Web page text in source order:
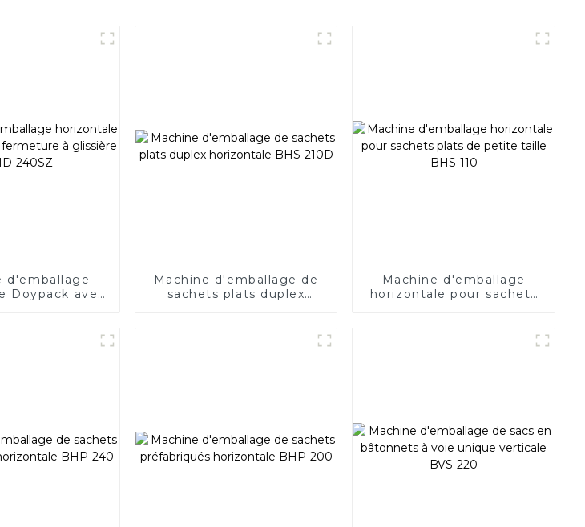
d'emballage
Doypack avec
Machine d'emballage de
sachets plats duplex
Machine d'emballage
horizontale pour sachets